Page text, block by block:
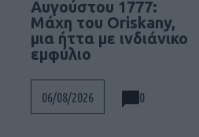
Αυγούστου 1777:
Μάχη του Oriskany,
μια ήττα με ινδιάνικο
εμφύλιο
06/08/2026 0